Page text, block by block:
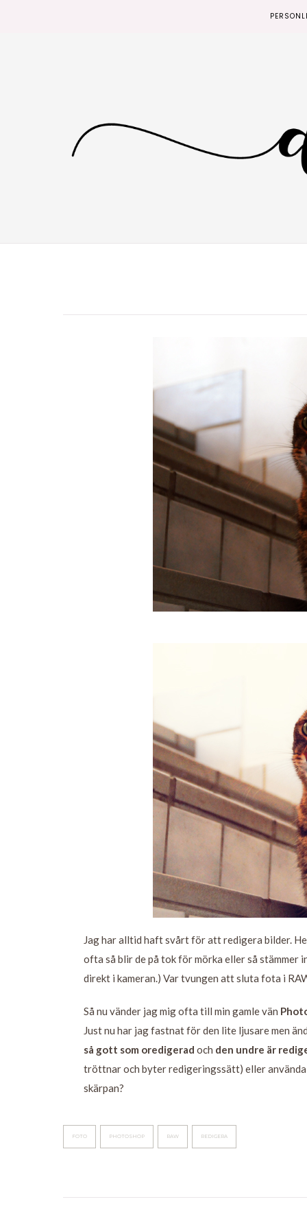
Jag har alltid haft svårt för att redigera bilder.
ofta så blir de på tok för mörka eller så
direkt i kameran.) Var tvungen att sluta fota i
Så nu vänder jag mig ofta till min gamle vän
Just nu har jag fastnat för den lite ljusare men
så gott som oredigerad och den undre är
tröttnar och byter redigeringssätt) eller använda
skärpan?
FOTO PHOTOSHOP RAW REDIGERA